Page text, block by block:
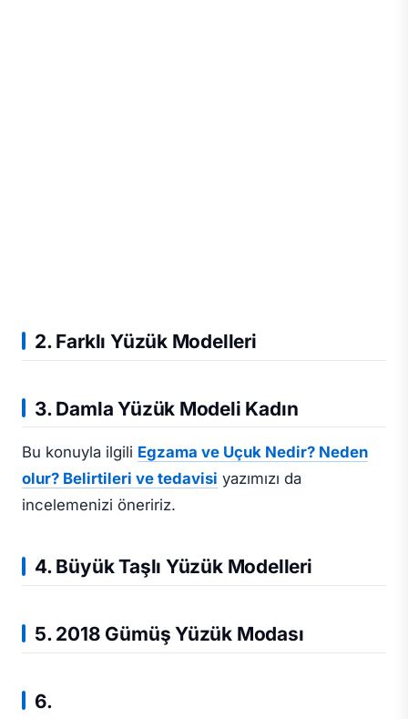
2. Farklı Yüzük Modelleri
3. Damla Yüzük Modeli Kadın
Bu konuyla ilgili Egzama ve Uçuk Nedir? Neden
olur? Belirtileri ve tedavisi yazımızı da
incelemenizi öneririz.
4. Büyük Taşlı Yüzük Modelleri
5. 2018 Gümüş Yüzük Modası
6.